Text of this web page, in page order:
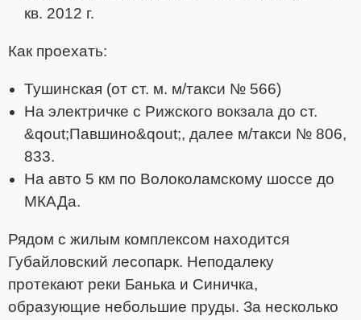
кв. 2012 г.
Как проехать:
Тушинская (от ст. м. м/такси № 566)
На электричке с Рижского вокзала до ст.
&qout;Павшино&qout;, далее м/такси № 806,
833.
На авто 5 км по Волоколамскому шоссе до
МКАДа.
Рядом с жилым комплексом находится
Губайловский лесопарк. Неподалеку
протекают реки Банька и Синичка,
образующие небольшие пруды. За несколько